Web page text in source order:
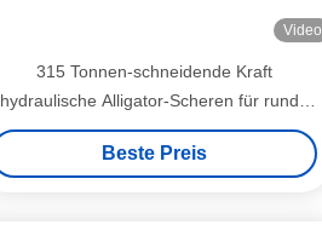
Video
315 Tonnen-schneidende Kraft
hydraulische Alligator-Scheren für runde
Stahlknopf-Steuerung Q43-3150
Beste Preis